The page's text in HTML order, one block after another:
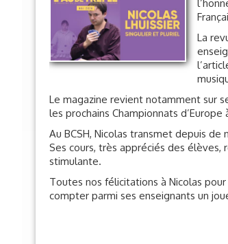
La
Le magazine revient notamment sur
les prochains Championnats
Au BCSH, Nicolas transmet depuis
Ses cours, très appréciés des
stimulante.
Toutes nos félicitations à Nicolas
compter parmi ses enseignants un